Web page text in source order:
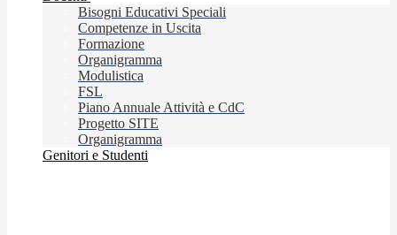
Bisogni Educativi Speciali
Competenze in Uscita
Formazione
Organigramma
Modulistica
FSL
Piano Annuale Attività e CdC
Progetto SITE
Organigramma
Genitori e Studenti